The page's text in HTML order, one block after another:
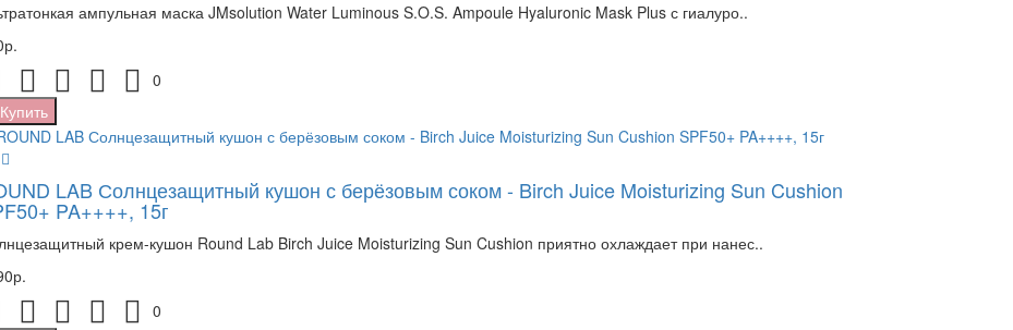
ампульная маска JMsolution Water Luminous S.O.S. Ampoule Hyaluronic Mask Plus с гиалуро..
0
Купить
LAB Солнцезащитный кушон с берёзовым соком - Birch Juice Moisturizing Sun Cushion
PA++++, 15г
крем-кушон Round Lab Birch Juice Moisturizing Sun Cushion приятно охлаждает при нанес..
0